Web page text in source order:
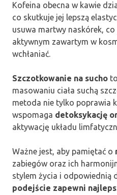
Kofeina obecna w kawie
co skutkuje jej lepszą
usuwa martwy naskórek,
aktywnym zawartym w
wchłaniać.
Szczotkowanie na sucho
masowaniu ciała suchą
metoda nie tylko poprawia
wspomaga detoksykację
aktywację układu
Ważne jest, aby pamiętać o
zabiegów oraz ich
stylem życia i odpowiednią
podejście zapewni